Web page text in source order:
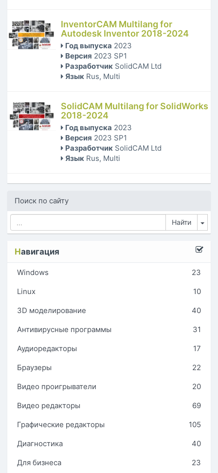
InventorCAM Multilang for
Autodesk Inventor 2018-2024
Год выпуска 2023
Версия 2023 SP1
Разработчик SolidCAM Ltd
Язык Rus, Multi
SolidCAM Multilang for SolidWorks
2018-2024
Год выпуска 2023
Версия 2023 SP1
Разработчик SolidCAM Ltd
Язык Rus, Multi
Поиск по сайту
Навигация
Windows 23
Linux 10
3D моделирование 40
Антивирусные программы 31
Аудиоредакторы 17
Браузеры 22
Видео проигрыватели 20
Видео редакторы 69
Графические редакторы 105
Диагностика 40
Для бизнеса 23